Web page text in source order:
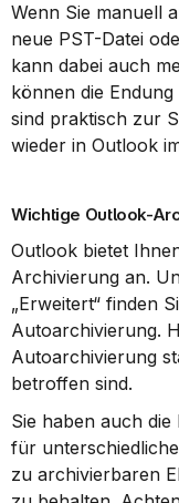
Wenn Sie manuell
neue PST-Datei
kann dabei auch
können die
sind praktisch zur
wieder in Outlook
Wichtige Outlook-
Outlook bietet
Archivierung an.
„Erweitert“ finden
Autoarchivierung.
Autoarchivierung
betroffen sind.
Sie haben auch
für
zu archivierbaren